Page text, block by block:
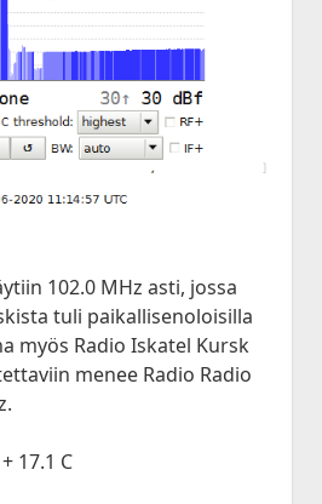
102.0 MHz asti, jossa
tuli paikallisenoloisilla
myös Radio Iskatel Kursk
menee Radio Radio
17.1 C